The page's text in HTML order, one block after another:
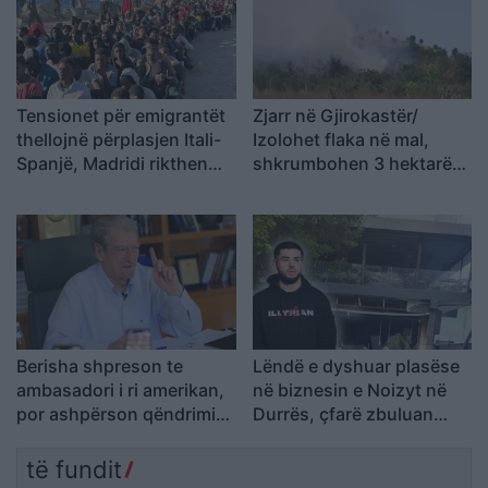
Tensionet për emigrantët
thellojnë përplasjen Itali-
Spanjë, Madridi rikthen
Zjarr në Gjirokastër/
Izolohet flaka në mal,
shkrumbohen 3 hektarë
kufirin mes Golemit dhe
Progonatit
Berisha shpreson te
ambasadori i ri amerikan,
por ashpërson qëndrimin
reformës territoriale
Lëndë e dyshuar plasëse
në biznesin e Noizyt në
Durrës, çfarë zbuluan
të fundit